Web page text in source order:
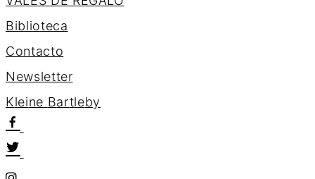
Biblioteca
Contacto
Newsletter
Kleine Bartleby